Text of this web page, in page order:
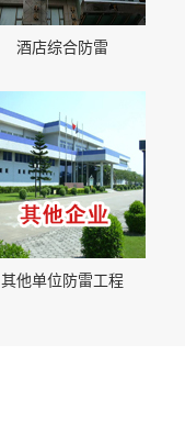
酒店综合防雷
其他单位防雷工程